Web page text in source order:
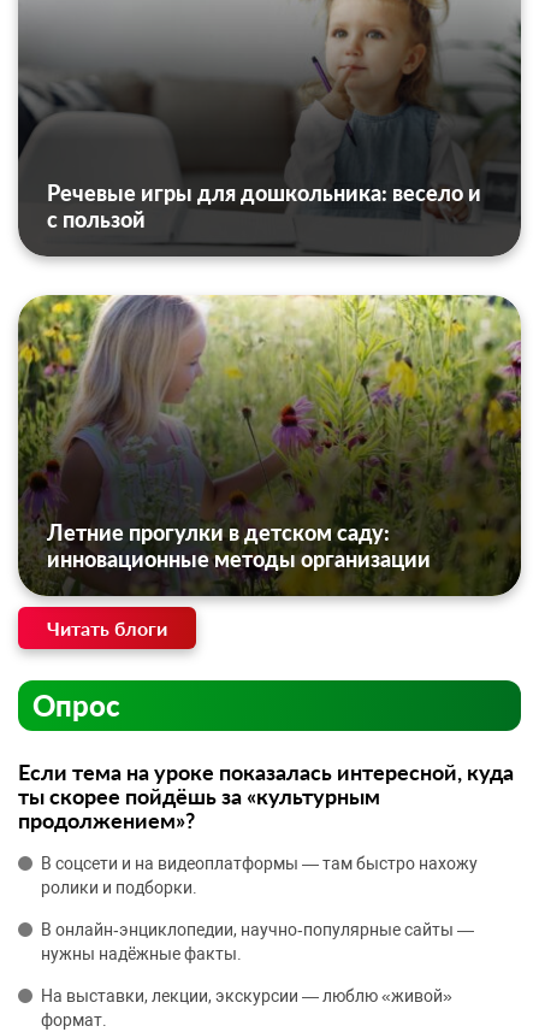
Речевые игры для дошкольника: весело и
с пользой
Летние прогулки в детском саду:
инновационные методы организации
Читать блоги
Опрос
Если тема на уроке показалась интересной, куда
ты скорее пойдёшь за «культурным
продолжением»?
В соцсети и на видеоплатформы — там быстро нахожу
ролики и подборки.
В онлайн‑энциклопедии, научно‑популярные сайты —
нужны надёжные факты.
На выставки, лекции, экскурсии — люблю «живой»
формат.